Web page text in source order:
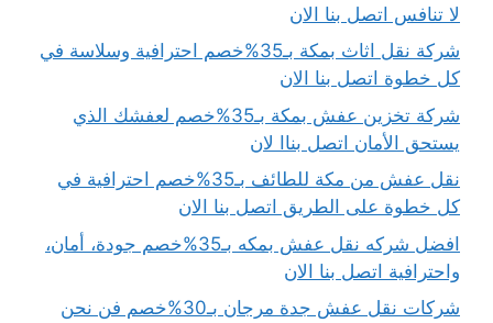
لا تنافس اتصل بنا الان
شركة نقل اثاث بمكة بـ35%خصم احترافية وسلاسة في
كل خطوة اتصل بنا الان
شركة تخزين عفش بمكة بـ35%خصم لعفشك الذي
يستحق الأمان اتصل بناا لان
نقل عفش من مكة للطائف بـ35%خصم احترافية في
كل خطوة على الطريق اتصل بنا الان
افضل شركه نقل عفش بمكه بـ35%خصم جودة، أمان،
واحترافية اتصل بنا الان
شركات نقل عفش جدة مرجان بـ30%خصم فن نحن